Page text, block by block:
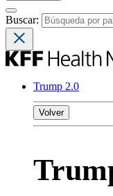
Buscar:
Trump 2.0
Volver